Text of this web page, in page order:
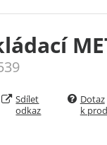
Sdílet
odkaz
Dotaz
k